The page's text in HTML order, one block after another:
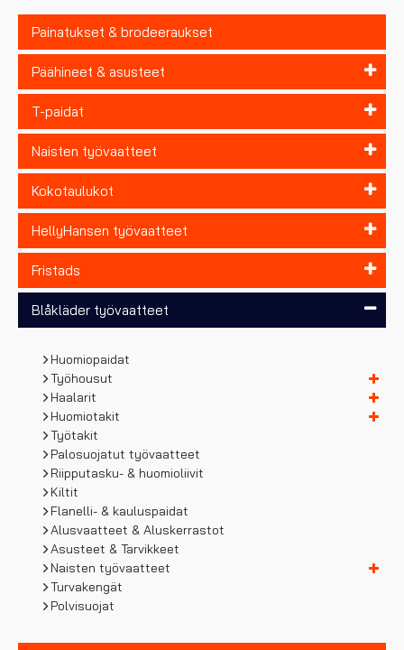
Painatukset & brodeeraukset
Päähineet & asusteet
T-paidat
Naisten työvaatteet
Kokotaulukot
HellyHansen työvaatteet
Fristads
Blåkläder työvaatteet
Huomiopaidat
Työhousut
Haalarit
Huomiotakit
Työtakit
Palosuojatut työvaatteet
Riipputasku- & huomioliivit
Kiltit
Flanelli- & kauluspaidat
Alusvaatteet & Aluskerrastot
Asusteet & Tarvikkeet
Naisten työvaatteet
Turvakengät
Polvisuojat